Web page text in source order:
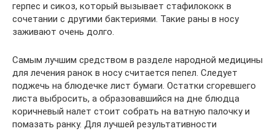
герпес и сикоз, который вызывает стафилококк в
сочетании с другими бактериями. Такие раны в носу
заживают очень долго.
Самым лучшим средством в разделе народной медицины
для лечения ранок в носу считается пепел. Следует
поджечь на блюдечке лист бумаги. Остатки сгоревшего
листа выбросить, а образовавшийся на дне блюдца
коричневый налет стоит собрать на ватную палочку и
помазать ранку. Для лучшей результативности